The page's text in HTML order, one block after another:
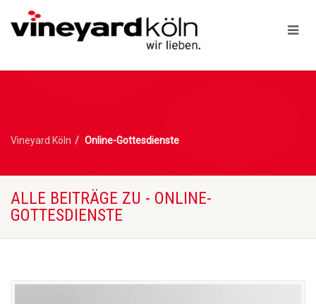
Vineyard Köln Online-Gottesdienste
ALLE BEITRÄGE ZU - ONLINE-
GOTTESDIENSTE